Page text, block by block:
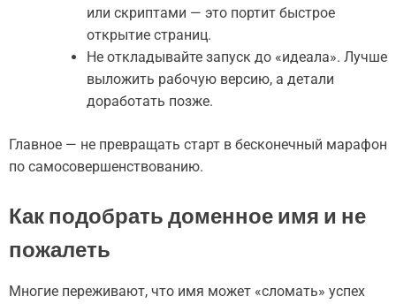
или скриптами — это портит быстрое
открытие страниц.
Не откладывайте запуск до «идеала». Лучше
выложить рабочую версию, а детали
доработать позже.
Главное — не превращать старт в бесконечный марафон
по самосовершенствованию.
Как подобрать доменное имя и не
пожалеть
Многие переживают, что имя может «сломать» успех